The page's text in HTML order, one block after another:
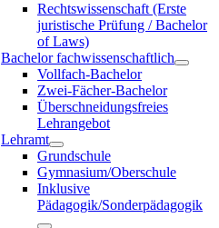
Rechtswissenschaft (Erste
juristische Prüfung / Bachelor
of Laws)
Bachelor fachwissenschaftlich
Vollfach-Bachelor
Zwei-Fächer-Bachelor
Überschneidungsfreies
Lehrangebot
Lehramt
Grundschule
Gymnasium/Oberschule
Inklusive
Pädagogik/Sonderpädagogik